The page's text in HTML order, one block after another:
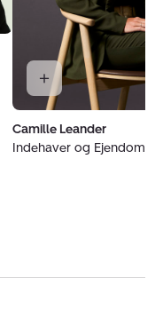
Camille Leander
Indehaver og